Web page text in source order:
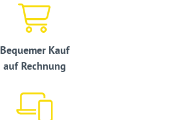
Bequemer Kauf
auf Rechnung